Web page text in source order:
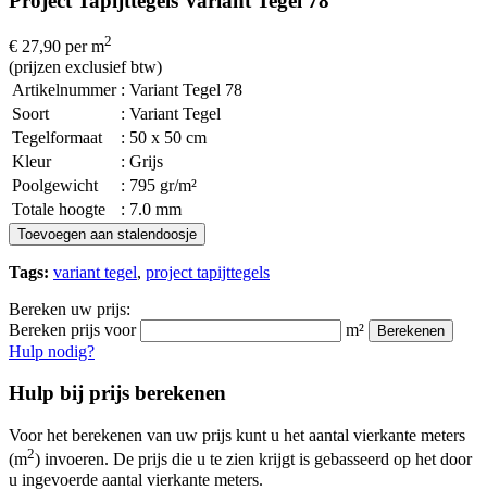
€ 27,90 per m2
(prijzen exclusief btw)
Artikelnummer : Variant Tegel 78
Soort
: Variant Tegel
Tegelformaat
: 50 x 50 cm
Kleur
: Grijs
Poolgewicht
: 795 gr/m²
Totale hoogte
: 7.0 mm
Toevoegen aan stalendoosje
Tags: variant tegel, project tapijttegels
Bereken uw prijs:
Bereken prijs voor
m² Berekenen
Hulp nodig?
Hulp bij prijs berekenen
Voor het berekenen van uw prijs kunt u het aantal vierkante meters
(m2) invoeren. De prijs die u te zien krijgt is gebasseerd op het door
u ingevoerde aantal vierkante meters.